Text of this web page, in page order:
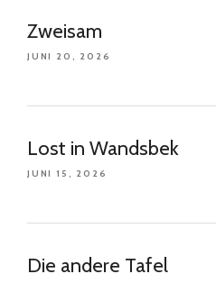
Zweisam
JUNI 20, 2026
Lost in Wandsbek
JUNI 15, 2026
Die andere Tafel